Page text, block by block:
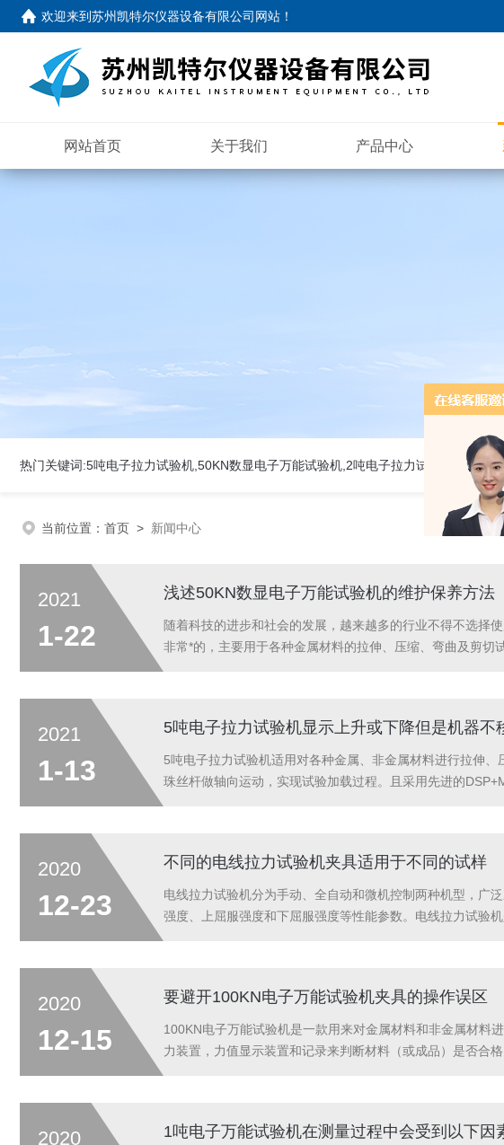
欢迎来到苏州凯特尔仪器设备有限公司网站！
网站首页 关于我们 产品中心
当前位置： 首页 > 新闻中心
2021
1-22
浅述50KN数显电子万能试验机的维护保养方法
随着科技的进步和社会的发展，越来越多的行业不得不选择
非常*的，主要用于各种金属材料的拉伸、压缩、弯曲及剪切
2021
1-13
5吨电子拉力试验机显示上升或下降但是机器不
5吨电子拉力试验机适用对各种金属、非金属材料进行拉伸
珠丝杆做轴向运动，实现试验加载过程。且采用先进的
2020
12-23
不同的电线拉力试验机夹具适用于不同的试样
电线拉力试验机分为手动、全自动和微机控制两种机型，广
强度、上屈服强度和下屈服强度等性能参数。电线拉力试验
2020
12-15
要避开100KN电子万能试验机夹具的操作误区
100KN电子万能试验机是一款用来对金属材料和非金属材料
力装置，力值显示装置和记录来判断材料（或成品）是否合
2020 1吨电子万能试验机在测量过程中会受到以下因